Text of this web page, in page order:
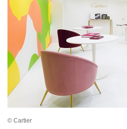
© Cartier